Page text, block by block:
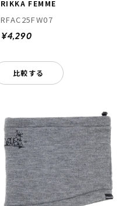
RIKKA FEMME
RFAC25FW07
¥4,290
比較する